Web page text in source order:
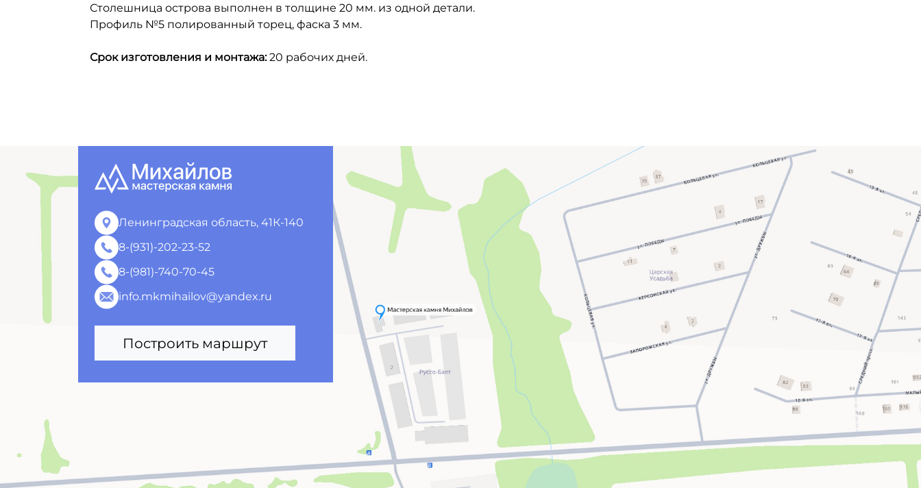
Столешница острова выполнен в толщине 20 мм. из одной детали.
Профиль №5 полированный торец, фаска 3 мм.
Срок изготовления и монтажа:20 рабочих дней.
Ленинградская область, 41К-140
8-(931)-202-23-52
8-(981)-740-70-45
info.mkmihailov@yandex.ru
Построить маршрут